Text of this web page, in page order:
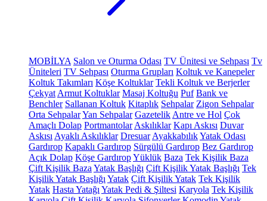
MOBİLYA Salon ve Oturma Odası TV Ünitesi ve Sehpası Tv
Üniteleri TV Sehpası Oturma Grupları Koltuk ve Kanepeler
Koltuk Takımları Köşe Koltuklar Tekli Koltuk ve Berjerler
Çekyat Armut Koltuklar Masaj Koltuğu Puf Bank ve
Benchler Sallanan Koltuk Kitaplık Sehpalar Zigon Sehpalar
Orta SehpalarYan Sehpalar Gazetelik Antre ve Hol Çok
Amaçlı Dolap Portmantolar Askılıklar Kapı Askısı Duvar
Askısı Ayaklı Askılıklar Dresuar AyakkabılıkYatak Odası
Gardırop Kapaklı Gardırop Sürgülü Gardırop Bez Gardırop
Açık Dolap Köşe GardıropYüklük Baza Tek Kişilik Baza
Çift Kişilik Baza Yatak Başlığı Çift Kişilik Yatak Başlığı Tek
Kişilik Yatak Başlığı Yatak Çift Kişilik Yatak Tek Kişilik
Yatak Hasta Yatağı Yatak Pedi & Şiltesi Karyola Tek Kişilik